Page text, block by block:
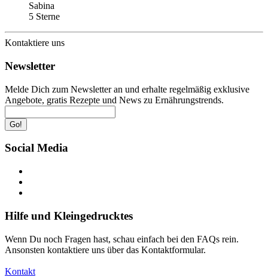
Sabina
5 Sterne
Kontaktiere uns
Newsletter
Melde Dich zum Newsletter an und erhalte regelmäßig exklusive
Angebote, gratis Rezepte und News zu Ernährungstrends.
Go!
Social Media
Hilfe und Kleingedrucktes
Wenn Du noch Fragen hast, schau einfach bei den FAQs rein.
Ansonsten kontaktiere uns über das Kontaktformular.
Kontakt